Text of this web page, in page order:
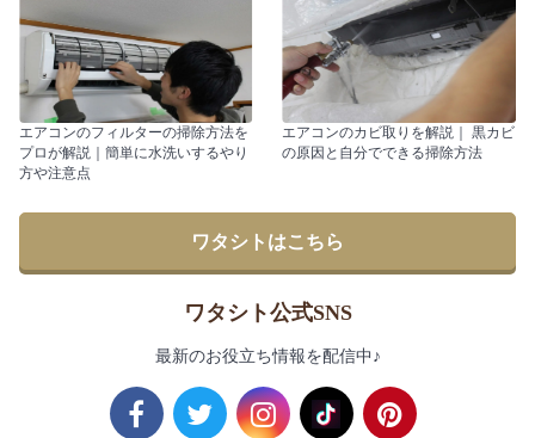
エアコンのフィルターの掃除方法を
プロが解説｜簡単に水洗いするやり
方や注意点
エアコンのカビ取りを解説｜ 黒カビ
の原因と自分でできる掃除方法
ワタシトはこちら
ワタシト公式SNS
最新のお役立ち情報を配信中♪